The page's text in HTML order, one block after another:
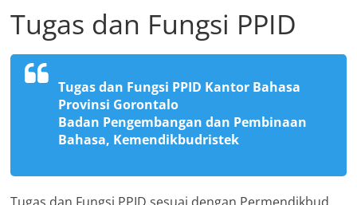
Tugas dan Fungsi PPID
Tugas dan Fungsi PPID Kantor Bahasa
Provinsi Gorontalo
Badan Pengembangan dan Pembinaan
Bahasa, Kemendikbudristek